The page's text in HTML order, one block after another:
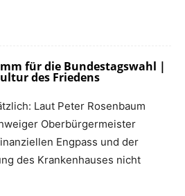
für die Bundestagswahl |
des Friedens
Laut Peter Rosenbaum
Oberbürgermeister
Engpass und der
des Krankenhauses nicht